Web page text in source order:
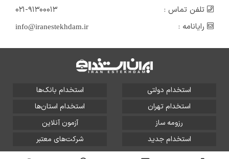
تلفن تماس :
۰۲۱-۹۱۳۰۰۰۱۳
رایانامه :
info@iranestekhdam.ir
استخدام دولتی
استخدام بانک‌ها
استخدام تهران
استخدام استان‌ها
رزومه ساز
آزمون آنلاین
استخدام جدید
شرکت‌های معتبر